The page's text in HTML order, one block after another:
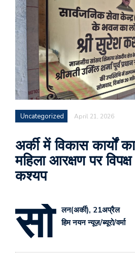
Uncategorized April 21, 2026
अर्की में विकास कार्यों
महिला आरक्षण पर
कश्यप
सो
लन(अर्की), 21अप्रैल
हिम नयन न्यूज़/ब्यूरो/वर्मा